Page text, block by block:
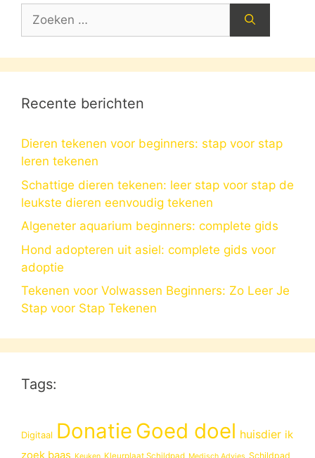
Zoek
Recente berichten
Dieren tekenen voor beginners: stap voor stap
leren tekenen
Schattige dieren tekenen: leer stap voor stap de
leukste dieren eenvoudig tekenen
Algeneter aquarium beginners: complete gids
Hond adopteren uit asiel: complete gids voor
adoptie
Tekenen voor Volwassen Beginners: Zo Leer Je
Stap voor Stap Tekenen
Tags:
Digitaal Donatie Goed doel huisdier ik
zoek baas
Kleurplaat Schildpad Schildpad